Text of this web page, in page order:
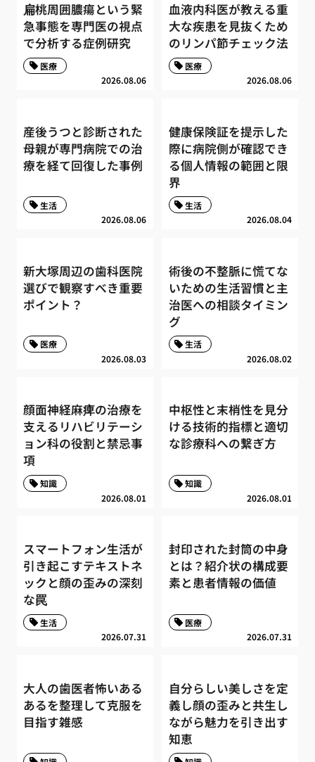
扁桃周囲膿瘍という緊
急事態を専門医の視点
で分析する症例研究
2026.08.06
医療
血液内科医が教える重
大な疾患を見抜くため
のリンパ節チェック法
2026.08.06
医療
産後うつと診断された
母親が専門病院での治
療を経て回復した事例
2026.08.06
生活
健康保険証を提示した
際に病院側が確認でき
る個人情報の範囲と限
界
2026.08.04
生活
新大塚周辺の歯科医院
選びで観察すべき重要
ポイント？
2026.08.03
医療
術後の不整脈に慌てな
いための生活習慣と主
治医への相談タイミン
グ
2026.08.02
生活
顔面神経麻痺の治療を
支えるリハビリテーシ
ョン科の役割と禁忌事
項
2026.08.01
知識
中枢性と末梢性を見分
ける技術的指標と適切
な診療科への繋ぎ方
2026.08.01
知識
スマートフォン生活が
引き起こすテキストネ
ックと顔の歪みの深刻
な罠
2026.07.31
生活
封印された封筒の中身
とは？紹介状の構成要
素と患者情報の価値
2026.07.31
医療
大人の歯医者怖いある
あるを整理して克服を
目指す雑感
自分らしい美しさを定
義し顔の歪みと共生し
ながら魅力を引き出す
知恵